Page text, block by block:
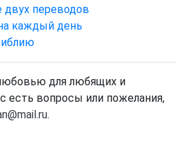
двух переводов
каждый день
для любящих и
есть вопросы или пожелания,
.